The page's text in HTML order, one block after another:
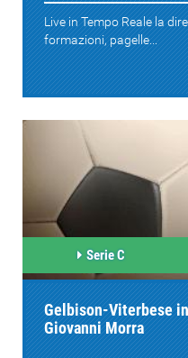
Live in Tempo Reale la
formazioni, pagelle...
Serie C
Gelbison-Viterbese
Giovanni Morra